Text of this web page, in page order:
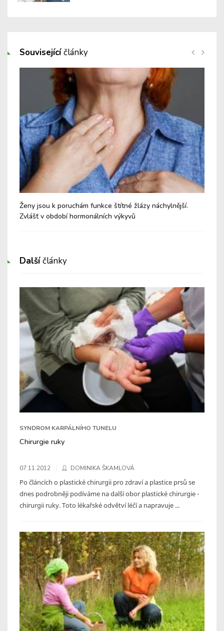
Souvisejícíčlánky
Ženy jsou k poruchám funkce štítné žlázy náchylnější.
Zvlášť v období hormonálních výkyvů
Dalšíčlánky
SYNDROM KARPÁLNÍHO TUNELU
Chirurgie ruky
07.11.2012 DOMINIKA ŠKAMLOVÁ
Po článcích o plastické chirurgii pro zdraví a plastice prsů se
dnes podrobněji podíváme na další obor plastické chirurgie -
chirurgii ruky. Toto lékařské odvětví léčí a napravuje ...